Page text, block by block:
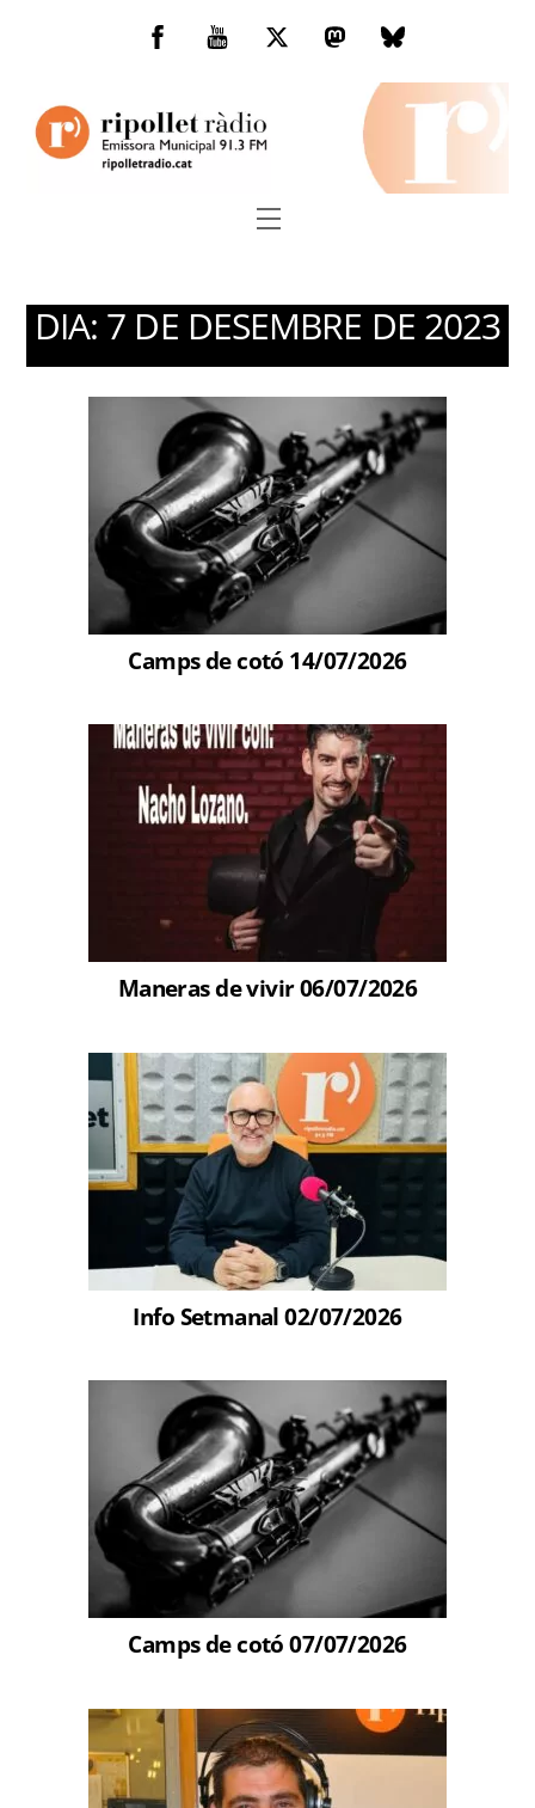
Facebook
You
TwitterMastodonBluesky
Menu
DIA: 7 DE DESEMBRE DE 2023
Camps de cotó 14/07/2026
Maneras de vivir 06/07/2026
Info Setmanal 02/07/2026
Camps de cotó 07/07/2026